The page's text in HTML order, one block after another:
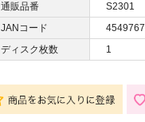
通販品番
S2301
JANコード
ディスク枚数
1